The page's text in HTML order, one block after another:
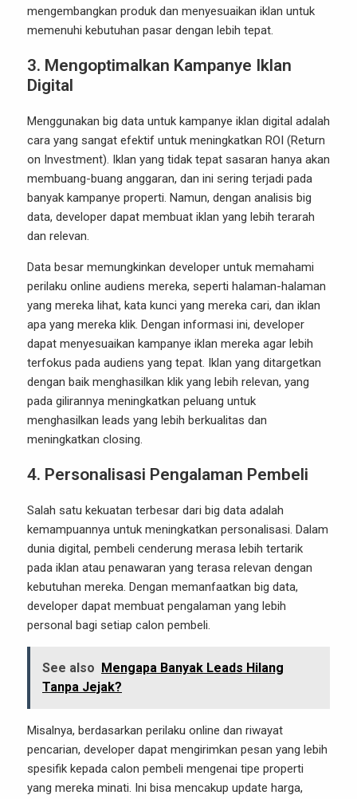
mengembangkan produk dan menyesuaikan iklan untuk
memenuhi kebutuhan pasar dengan lebih tepat.
3. Mengoptimalkan Kampanye Iklan
Digital
Menggunakan big data untuk kampanye iklan digital adalah
cara yang sangat efektif untuk meningkatkan ROI (Return
on Investment). Iklan yang tidak tepat sasaran hanya akan
membuang-buang anggaran, dan ini sering terjadi pada
banyak kampanye properti. Namun, dengan analisis big
data, developer dapat membuat iklan yang lebih terarah
dan relevan.
Data besar memungkinkan developer untuk memahami
perilaku online audiens mereka, seperti halaman-halaman
yang mereka lihat, kata kunci yang mereka cari, dan iklan
apa yang mereka klik. Dengan informasi ini, developer
dapat menyesuaikan kampanye iklan mereka agar lebih
terfokus pada audiens yang tepat. Iklan yang ditargetkan
dengan baik menghasilkan klik yang lebih relevan, yang
pada gilirannya meningkatkan peluang untuk
menghasilkan leads yang lebih berkualitas dan
meningkatkan closing.
4. Personalisasi Pengalaman Pembeli
Salah satu kekuatan terbesar dari big data adalah
kemampuannya untuk meningkatkan personalisasi. Dalam
dunia digital, pembeli cenderung merasa lebih tertarik
pada iklan atau penawaran yang terasa relevan dengan
kebutuhan mereka. Dengan memanfaatkan big data,
developer dapat membuat pengalaman yang lebih
personal bagi setiap calon pembeli.
See also Mengapa Banyak Leads Hilang
Tanpa Jejak?
Misalnya, berdasarkan perilaku online dan riwayat
pencarian, developer dapat mengirimkan pesan yang lebih
spesifik kepada calon pembeli mengenai tipe properti
yang mereka minati. Ini bisa mencakup update harga,